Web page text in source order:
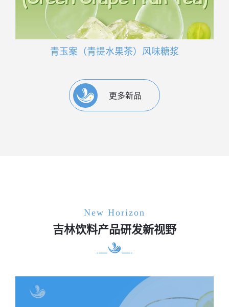
青玉案（青提水果茶）风味糖浆
更多新品
New Horizon
吉林饮料产品研发新视野